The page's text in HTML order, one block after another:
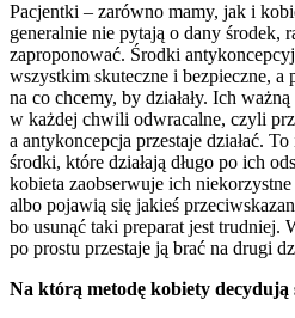
Pacjentki – zarówno mamy, jak i
generalnie nie pytają o dany środek,
zaproponować. Środki
wszystkim skuteczne i bezpieczne, a
na co chcemy, by działały. Ich
w każdej chwili odwracalne, czyli
a antykoncepcja przestaje działać.
środki, które działają długo po ich
kobieta zaobserwuje ich niekorzystne
albo pojawią się jakieś
bo usunąć taki preparat jest trudniej.
po prostu przestaje ją brać na drugi
Na którą metodę kobiety decydują